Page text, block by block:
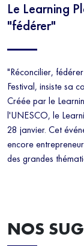
Le Learning
"fédérer"
"Réconcilier,
Festival, insiste sa
Créée par le
l'UNESCO, le
28 janvier. Cet
encore
des grandes
NOS